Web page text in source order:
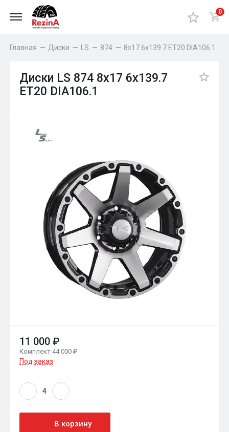
0
Главная — Диски — LS — 874 — 8x17 6x139.7 ET20 DIA106.1
Диски LS 874 8x17 6x139.7
ET20 DIA106.1
11 000 ₽
Комплект 44 000 ₽
Под заказ
В корзину